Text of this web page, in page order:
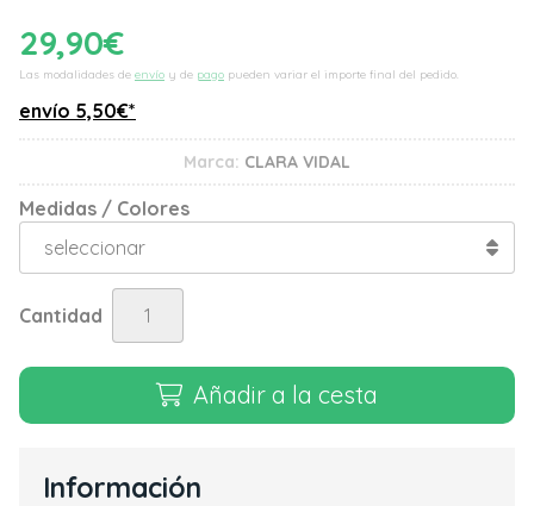
29,90€
Las modalidades de envío y de pago pueden variar el importe final del pedido.
envío 5,50€*
Marca: CLARA VIDAL
Medidas / Colores
Cantidad
Añadir a la cesta
Información